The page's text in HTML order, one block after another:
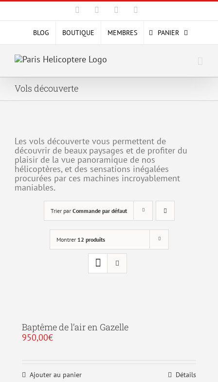
Passer
contenu
Facebook YouTube
BLOG BOUTIQUE MEMBRES PANIER
Vols découverte
Les vols découverte vous permettent de
découvrir de beaux paysages et de profiter du
plaisir de la vue panoramique de nos
hélicoptères, et des sensations inégalées
procurées par ces machines incroyablement
maniables.
Trier par Commande par défaut
Montrer 12 produits
Baptême de l’air en Gazelle
950,00€
Ajouter au panier Détails